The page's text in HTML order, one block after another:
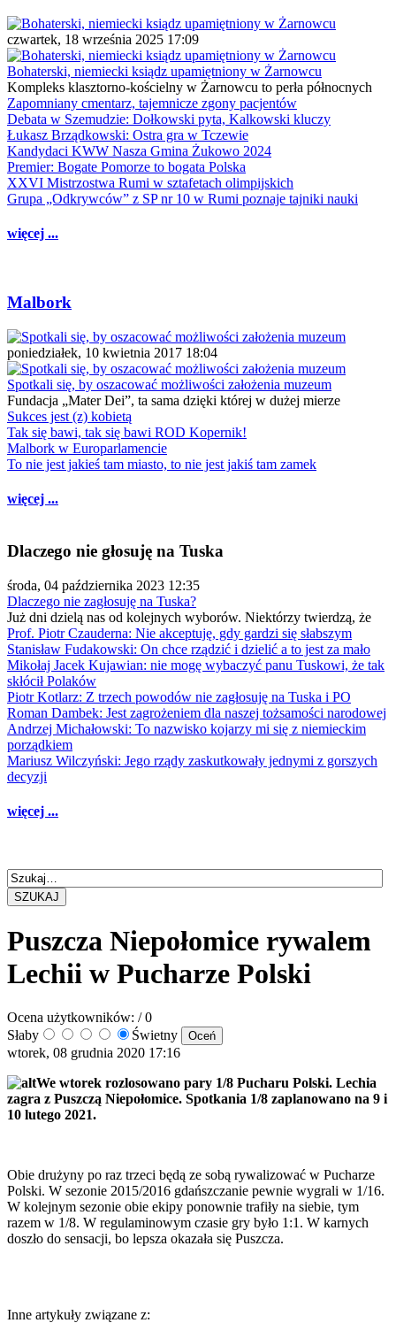
czwartek, 18 września 2025 17:09
Bohaterski, niemiecki ksiądz upamiętniony w Żarnowcu
Kompleks klasztorno-kościelny w Żarnowcu to perła północnych
Zapomniany cmentarz, tajemnicze zgony pacjentów
Debata w Szemudzie: Dołkowski pyta, Kalkowski kluczy
Łukasz Brządkowski: Ostra gra w Tczewie
Kandydaci KWW Nasza Gmina Żukowo 2024
Premier: Bogate Pomorze to bogata Polska
XXVI Mistrzostwa Rumi w sztafetach olimpijskich
Grupa „Odkrywców” z SP nr 10 w Rumi poznaje tajniki nauki
więcej ...
Malbork
poniedziałek, 10 kwietnia 2017 18:04
Spotkali się, by oszacować możliwości założenia muzeum
Fundacja „Mater Dei”, ta sama dzięki której w dużej mierze
Sukces jest (z) kobietą
Tak się bawi, tak się bawi ROD Kopernik!
Malbork w Europarlamencie
To nie jest jakieś tam miasto, to nie jest jakiś tam zamek
więcej ...
Dlaczego nie głosuję na Tuska
środa, 04 października 2023 12:35
Dlaczego nie zagłosuję na Tuska?
Już dni dzielą nas od kolejnych wyborów. Niektórzy twierdzą, że
Prof. Piotr Czauderna: Nie akceptuję, gdy gardzi się słabszym
Stanisław Fudakowski: On chce rządzić i dzielić a to jest za mało
Mikołaj Jacek Kujawian: nie mogę wybaczyć panu Tuskowi, że tak
skłócił Polaków
Piotr Kotlarz: Z trzech powodów nie zagłosuję na Tuska i PO
Roman Dambek: Jest zagrożeniem dla naszej tożsamości narodowej
Andrzej Michałowski: To nazwisko kojarzy mi się z niemieckim
porządkiem
Mariusz Wilczyński: Jego rządy zaskutkowały jednymi z gorszych
decyzji
więcej ...
SZUKAJ
Puszcza Niepołomice rywalem
Lechii w Pucharze Polski
Ocena użytkowników: / 0
Słaby
Świetny
wtorek, 08 grudnia 2020 17:16
We wtorek rozlosowano pary 1/8 Pucharu Polski. Lechia
zagra z Puszczą Niepołomice. Spotkania 1/8 zaplanowano na 9 i
10 lutego 2021.
Obie drużyny po raz trzeci będą ze sobą rywalizować w Pucharze
Polski. W sezonie 2015/2016 gdańszczanie pewnie wygrali w 1/16.
W kolejnym sezonie obie ekipy ponownie trafiły na siebie, tym
razem w 1/8. W regulaminowym czasie gry było 1:1. W karnych
doszło do sensacji, bo lepsza okazała się Puszcza.
Inne artykuły związane z: